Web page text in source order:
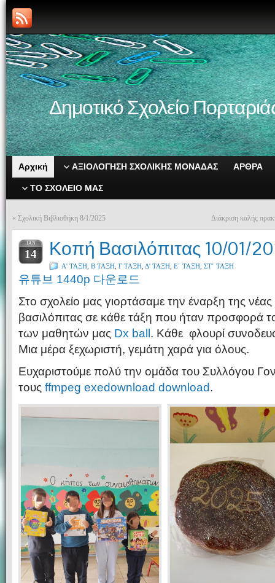
Δημοτικό Σχολείο
Αρχική ΑΞΙΟΛΟΓΗΣΗ ΣΧΟΛΙΚΗΣ ΜΟΝΑΔΑΣ ΑΡΘΡΑ
ΤΟ ΣΧΟΛΕΙΟ ΜΑΣ
« Σχολική Βιβλιοθήκη 8/1/2025 Διάκριση καλής
ΙΑΝ
14 Κοπή Βασιλόπιτας 10/01/
Α' ΤΑΞΗ Β ΤΑΞΗ Γ ΤΑΞΗ Δ' ΤΑΞΗ Ε΄ ΤΑΞΗ ΣΤ΄ ΤΑΞΗ
유튜브 1440p 다운로드
Στο σχολείο μας γιορτάσαμε την έναρξη της
βασιλόπιτας σε κάθε τάξη που ήταν προσφορά
των μαθητών μας Dx ball . Κάθε φλουρί
Μια μέρα ξεχωριστή, γεμάτη χαρά για όλους.
Ευχαριστούμε πολύ την ομάδα του Συλλόγου
τους ffmpeg exedownload download.